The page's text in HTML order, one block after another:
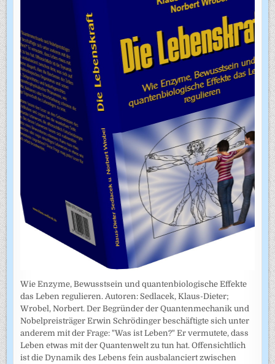
Wie Enzyme, Bewusstsein und quantenbiologische Effekte
das Leben regulieren. Autoren: Sedlacek, Klaus-Dieter;
Wrobel, Norbert. Der Begründer der Quantenmechanik und
Nobelpreisträger Erwin Schrödinger beschäftigte sich unter
anderem mit der Frage: "Was ist Leben?" Er vermutete, dass
Leben etwas mit der Quantenwelt zu tun hat. Offensichtlich
ist die Dynamik des Lebens fein ausbalanciert zwischen